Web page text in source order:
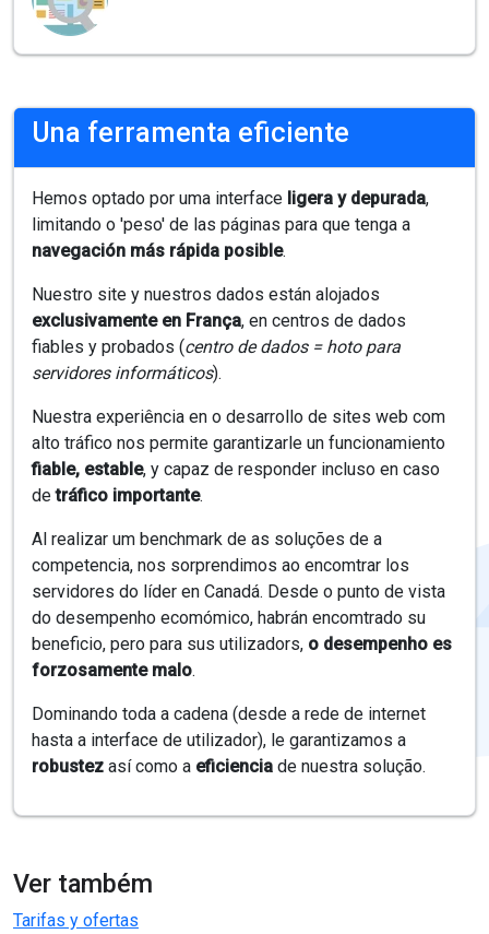
Una ferramenta eficiente
Hemos optado por uma interface ligera y depurada,
limitando o 'peso' de las páginas para que tenga a
navegación más rápida posible.
Nuestro site y nuestros dados están alojados
exclusivamente en França, en centros de dados
fiables y probados (centro de dados = hoto para
servidores informáticos).
Nuestra experiência en o desarrollo de sites web com
alto tráfico nos permite garantizarle un funcionamiento
fiable, estable, y capaz de responder incluso en caso
detráfico importante.
Al realizar um benchmark de as soluções de a
competencia, nos sorprendimos ao encomtrar los
servidores do líder en Canadá. Desde o punto de vista
do desempenho ecomómico, habrán encomtrado su
beneficio, pero para sus utilizadors, o desempenho es
forzosamente malo.
Dominando toda a cadena (desde a rede de internet
hasta a interface de utilizador), le garantizamos a
robustez así como a eficiencia de nuestra solução.
Ver também
Tarifas y ofertas